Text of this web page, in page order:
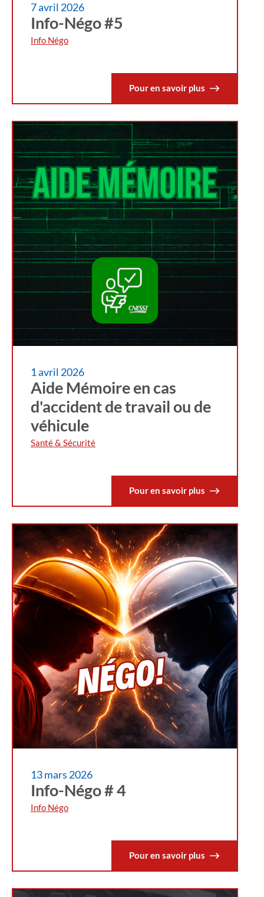
7 avril 2026
Info-Négo #5
Info Négo
Pour en savoir plus
1 avril 2026
Aide Mémoire en cas
d'accident de travail ou de
véhicule
Santé & Sécurité
Pour en savoir plus
13 mars 2026
Info-Négo # 4
Info Négo
Pour en savoir plus